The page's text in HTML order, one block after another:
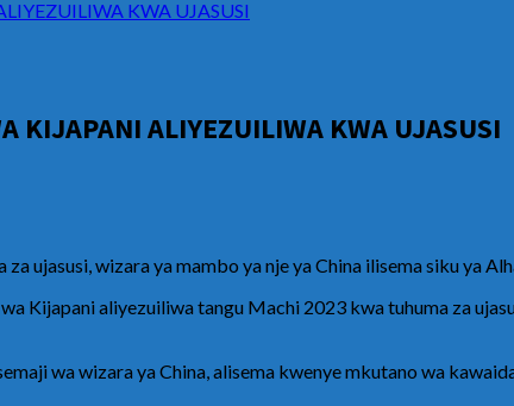
KWA UJASUSI
KIJAPANI ALIYEZUILIWA KWA UJASUSI
ujasusi, wizara ya mambo ya nje ya China ilisema siku ya
Kijapani aliyezuiliwa tangu Machi 2023 kwa tuhuma za
wa wizara ya China, alisema kwenye mkutano wa